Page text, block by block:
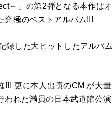
～」の第2弾となる本作はオ
究極のベストアルバム!!!
録した大ヒットしたアルバム
!!! 更に本人出演のCM が大量
われた満員の日本武道館公演